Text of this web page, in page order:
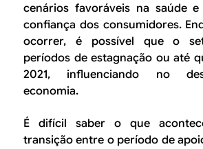
cenários favoráveis na saúde
confiança dos consumidores.
ocorrer, é possível que o
períodos de estagnação ou até
2021, influenciando no
economia.
É difícil saber o que
transição entre o período de